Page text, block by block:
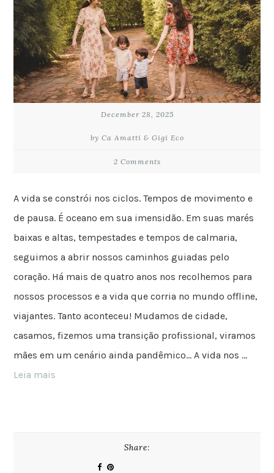
December 28, 2025
by Ca Amatti & Gigi Eco
2 Comments
A vida se constrói nos ciclos. Tempos de movimento e
de pausa. É oceano em sua imensidão. Em suas marés
baixas e altas, tempestades e tempos de calmaria,
seguimos a abrir nossos caminhos guiadas pelo
coração. Há mais de quatro anos nos recolhemos para
nossos processos e a vida que corria no mundo offline,
viajantes. Tanto aconteceu! Mudamos de cidade,
casamos, fizemos uma transição profissional, viramos
mães em um cenário ainda pandêmico… A vida nos …
Leia mais
Share: